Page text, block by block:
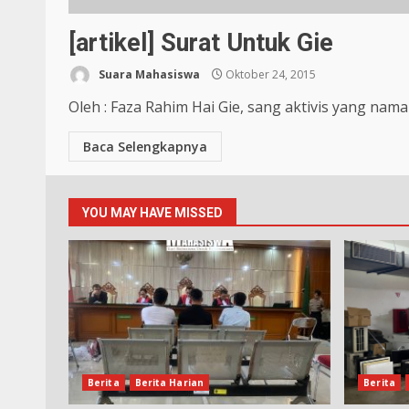
[artikel] Surat Untuk Gie
Suara Mahasiswa Oktober 24, 2015
Oleh : Faza Rahim Hai Gie, sang aktivis yang
Baca Selengkapnya
YOU MAY HAVE MISSED
Berita Berita Harian Berita